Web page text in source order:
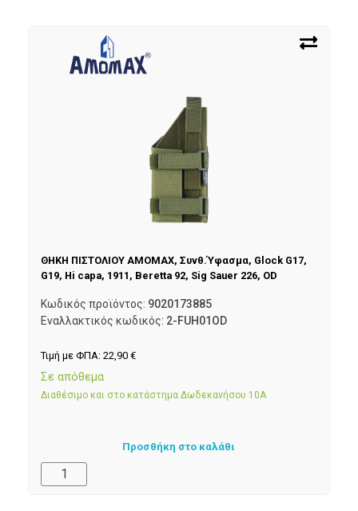
ΘΗΚΗ ΠΙΣΤΟΛΙΟΥ AMOMAX, Συνθ.Ύφασμα, Glock G17,
G19, Hi capa, 1911, Beretta 92, Sig Sauer 226, OD
Κωδικός προϊόντος: 9020173885
Εναλλακτικός κωδικός: 2-FUH01OD
Τιμή με ΦΠΑ: 22,90 €
Σε απόθεμα
Διαθέσιμο και στο κατάστημα Δωδεκανήσου 10Α
Προσθήκη στο καλάθι